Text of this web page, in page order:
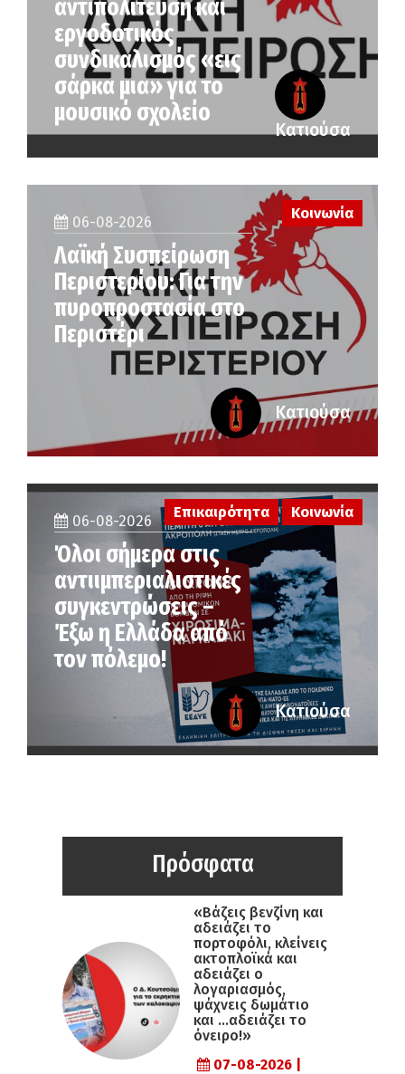
αντιπολίτευση και
εργοδοτικός
συνδικαλισμός «εις
σάρκα μια» για το
μουσικό σχολείο
Κατιούσα
06-08-2026
Λαϊκή Συσπείρωση
Περιστερίου: Για την
πυροπροστασία στο
Περιστέρι
Κοινωνία
Κατιούσα
06-08-2026
Όλοι σήμερα στις
αντιιμπεριαλιστικές
συγκεντρώσεις –
Έξω η Ελλάδα από
τον πόλεμο!
Επικαιρότητα Κοινωνία
Κατιούσα
Πρόσφατα
«Βάζεις βενζίνη και
αδειάζει το
πορτοφόλι, κλείνεις
ακτοπλοϊκά και
αδειάζει ο
λογαριασμός,
ψάχνεις δωμάτιο
και …αδειάζει το
όνειρο!»
07-08-2026 |